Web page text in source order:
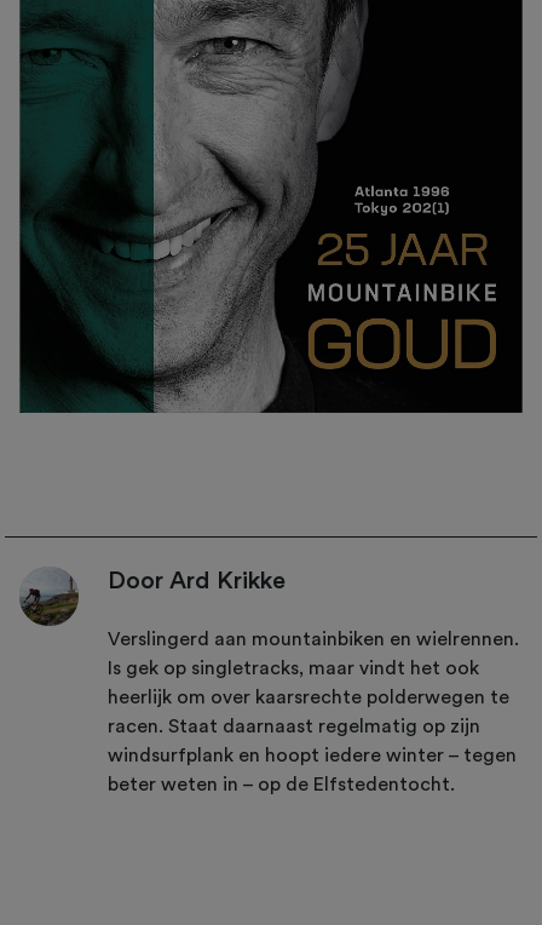
Door Ard Krikke
Verslingerd aan mountainbiken en wielrennen.
Is gek op singletracks, maar vindt het ook
heerlijk om over kaarsrechte polderwegen te
racen. Staat daarnaast regelmatig op zijn
windsurfplank en hoopt iedere winter – tegen
beter weten in – op de Elfstedentocht.